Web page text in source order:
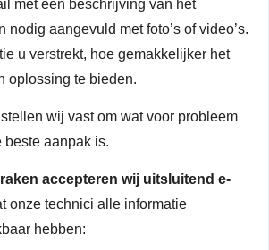
met een beschrijving van het
aangevuld met foto’s of video’s.
u verstrekt, hoe gemakkelijker het
oplossing te bieden.
wij vast om wat voor probleem
beste aanpak is.
accepteren wij uitsluitend e-
onze technici alle informatie
hebben: